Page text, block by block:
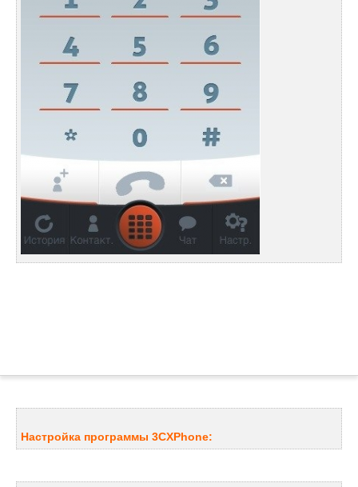
Настройка программы 3CXPhone: